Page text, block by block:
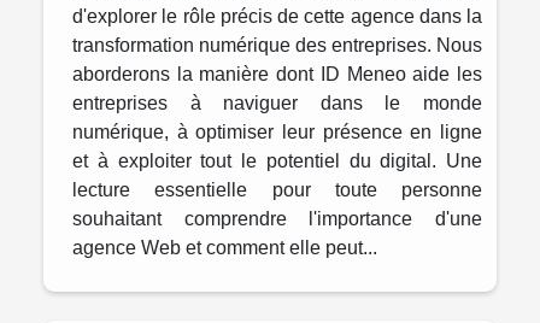
d'explorer le rôle précis de cette agence dans la
transformation numérique des entreprises. Nous
aborderons la manière dont ID Meneo aide les
entreprises à naviguer dans le monde
numérique, à optimiser leur présence en ligne
et à exploiter tout le potentiel du digital. Une
lecture essentielle pour toute personne
souhaitant comprendre l'importance d'une
agence Web et comment elle peut...